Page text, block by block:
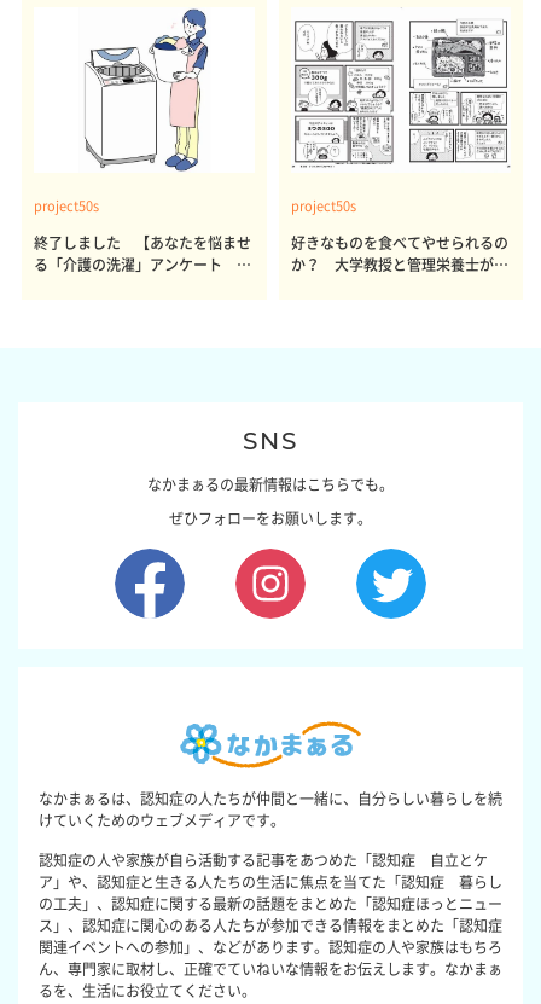
project50s
終了しました 【あなたを悩ませ
る「介護の洗濯」アンケート 体
project50s
好きなものを食べてやせられるの
か？ 大学教授と管理栄養士が出
SNS
なかまぁるの最新情報はこちらでも。
ぜひフォローをお願いします。
なかまぁるは、認知症の人たちが仲間と一緒に、自分らしい暮らしを続
けていくためのウェブメディアです。
認知症の人や家族が自ら活動する記事をあつめた「認知症 自立とケ
ア」や、認知症と生きる人たちの生活に焦点を当てた「認知症 暮らし
の工夫」、認知症に関する最新の話題をまとめた「認知症ほっとニュー
ス」、認知症に関心のある人たちが参加できる情報をまとめた「認知症
関連イベントへの参加」、などがあります。認知症の人や家族はもちろ
ん、専門家に取材し、正確でていねいな情報をお伝えします。なかまぁ
るを、生活にお役立てください。